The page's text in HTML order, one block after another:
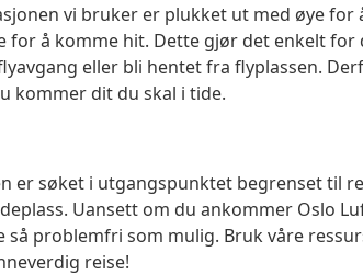
vi bruker er plukket ut med øye for
å komme hit. Dette gjør det enkelt for
eller bli hentet fra flyplassen.
kommer dit du skal i tide.
søket i utgangspunktet begrenset til
Uansett om du ankommer Oslo
problemfri som mulig. Bruk våre
reise!